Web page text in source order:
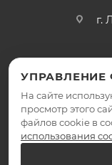
г.
2026 ©
УПРАВЛЕНИЕ
На сайте
просмотр этого
файлов cookie в
использования